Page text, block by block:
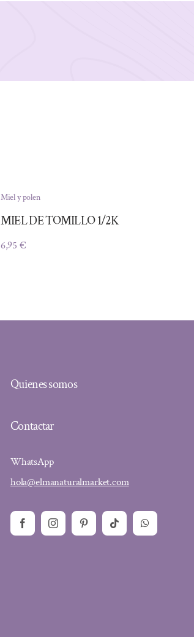
Miel y polen
MIEL DE TOMILLO 1/2K
6,95 €
Quienes somos
Contactar
WhatsApp
hola@elmanaturalmarket.com